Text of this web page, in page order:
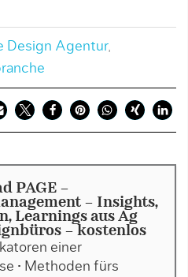
Design Agentur,
PAGE -
- Insights,
Learnings aus Ag
- kostenlos
einer
• Methoden fürs